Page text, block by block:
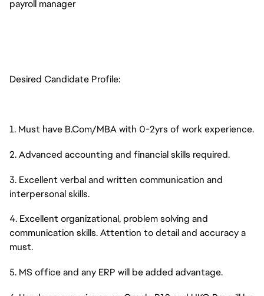
payroll manager
Desired Candidate Profile:
1. Must have B.Com/MBA with 0-2yrs of work experience.
2. Advanced accounting and financial skills required.
3. Excellent verbal and written communication and
interpersonal skills.
4. Excellent organizational, problem solving and
communication skills. Attention to detail and accuracy a
must.
5. MS office and any ERP will be added advantage.